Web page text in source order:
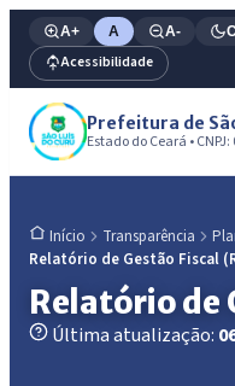
A+ A A-
Acessibilidade
Prefeitura de
Estado do Ceará •
Início Transparência
Relatório de Gestão Fiscal
Relatório de
Última atualização: